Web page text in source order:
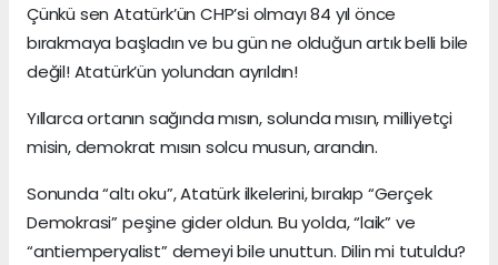
Çünkü sen Atatürk’ün CHP’si olmayı 84 yıl önce
bırakmaya başladın ve bu gün ne olduğun artık belli bile
değil! Atatürk’ün yolundan ayrıldın!
Yıllarca ortanın sağında mısın, solunda mısın, milliyetçi
misin, demokrat mısın solcu musun, arandın.
Sonunda “altı oku”, Atatürk ilkelerini, bırakıp “Gerçek
Demokrasi” peşine gider oldun. Bu yolda, “laik” ve
“antiemperyalist” demeyi bile unuttun. Dilin mi tutuldu?